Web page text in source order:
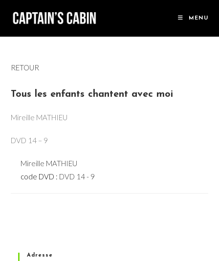
MENU
RETOUR
Tous les enfants chantent avec moi
Mireille MATHIEU
DVD 14 – 9
Mireille MATHIEU
code DVD : DVD 14 - 9
Adresse